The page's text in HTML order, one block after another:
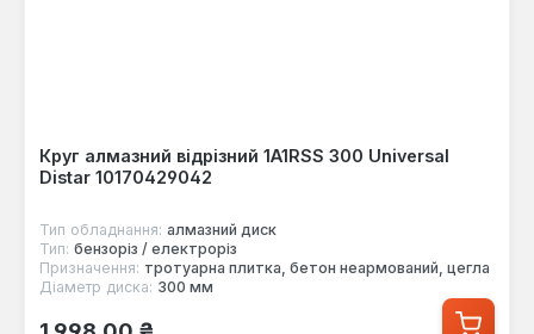
Круг алмазний відрізний 1A1RSS 300 Universal
Distar 10170429042
Тип обладнання: алмазний диск
Тип: бензоріз / електроріз
Призначення: тротуарна плитка, бетон неармований, цегла
Діаметр диска: 300 мм
Звичайна ціна: